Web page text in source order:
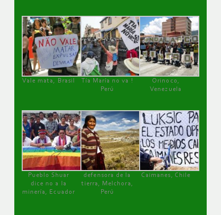
Vale mata, Brasil
Tía María no va !
Perú
Orinoco,
Venezuela
Pueblo Shuar
dice no a la
minería, Ecuador
defensora de la
tierra, Melchora,
Perú
Caimanes, Chile